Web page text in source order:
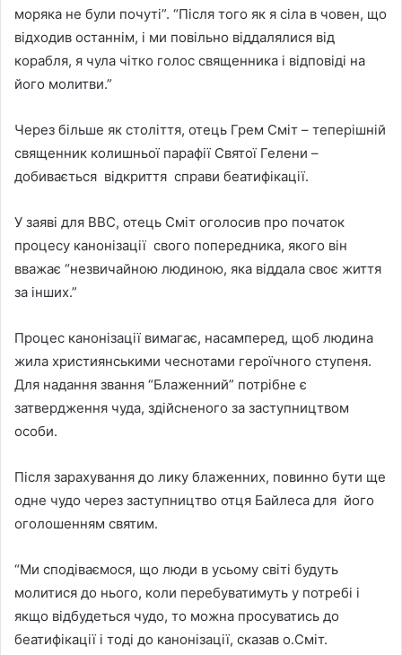
моряка не були почуті”. “Після того як я сіла в човен, що
відходив останнім, і ми повільно віддалялися від
корабля, я чула чітко голос священника і відповіді на
його молитви.”
Через більше як століття, отець Грем Сміт – теперішній
священник колишньої парафії Святої Гелени –
добивається відкриття справи беатифікації.
У заяві для BBC, отець Сміт оголосив про початок
процесу канонізації свого попередника, якого він
вважає “незвичайною людиною, яка віддала своє життя
за інших.”
Процес канонізації вимагає, насамперед, щоб людина
жила християнськими чеснотами героїчного ступеня.
Для надання звання “Блаженний” потрібне є
затвердження чуда, здійсненого за заступництвом
особи.
Після зарахування до лику блаженних, повинно бути ще
одне чудо через заступництво отця Байлеса для його
оголошенням святим.
“Ми сподіваємося, що люди в усьому світі будуть
молитися до нього, коли перебуватимуть у потребі і
якщо відбудеться чудо, то можна просуватись до
беатифікації і тоді до канонізації, сказав о.Сміт.